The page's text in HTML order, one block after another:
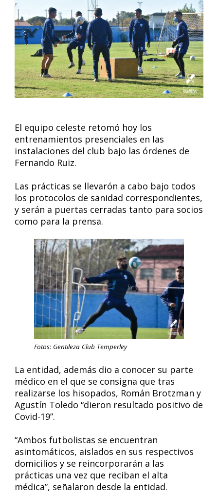
El equipo celeste retomó hoy los
entrenamientos presenciales en las
instalaciones del club bajo las órdenes de
Fernando Ruiz.
Las prácticas se llevarón a cabo bajo todos
los protocolos de sanidad correspondientes,
y serán a puertas cerradas tanto para socios
como para la prensa.
Fotos: Gentileza Club Temperley
La entidad, además dio a conocer su parte
médico en el que se consigna que tras
realizarse los hisopados, Román Brotzman y
Agustín Toledo “dieron resultado positivo de
Covid-19”.
“Ambos futbolistas se encuentran
asintomáticos, aislados en sus respectivos
domicilios y se reincorporarán a las
prácticas una vez que reciban el alta
médica”, señalaron desde la entidad.